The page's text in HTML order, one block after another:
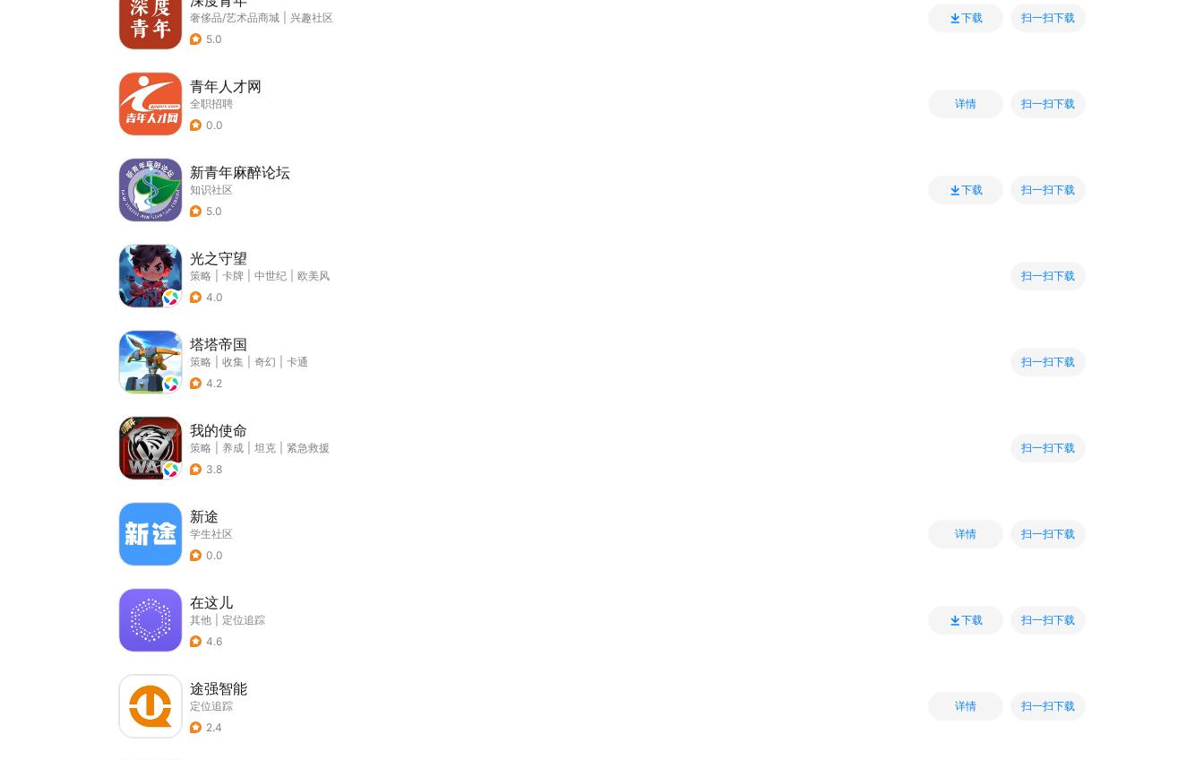
奢侈品/艺术品商城
兴趣社区
5.0
下载 扫一扫下载
青年人才网
全职招聘
0.0
详情 扫一扫下载
新青年麻醉论坛
知识社区
5.0
下载 扫一扫下载
光之守望
策略 卡牌 中世纪
欧美风
4.0
扫一扫下载
塔塔帝国
策略 收集 奇幻
卡通
4.2
扫一扫下载
我的使命
策略 养成 坦克
紧急救援
3.8
扫一扫下载
新途
学生社区
0.0
详情 扫一扫下载
在这儿
其他
定位追踪
4.6
下载 扫一扫下载
途强智能
定位追踪
2.4
详情 扫一扫下载